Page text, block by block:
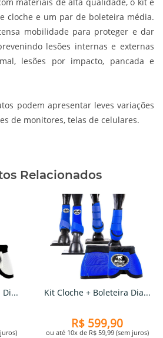
cloche e um par de boleteira média.
mobilidade para proteger e dar
lesões internas e externas
lesões por impacto, pancada e
podem apresentar leves variações
de monitores, telas de celulares.
Relacionados
Di... Kit Cloche + Boleteira Dia...
R$ 599,90
ou até 10x de R$ 59,99 (sem juros)